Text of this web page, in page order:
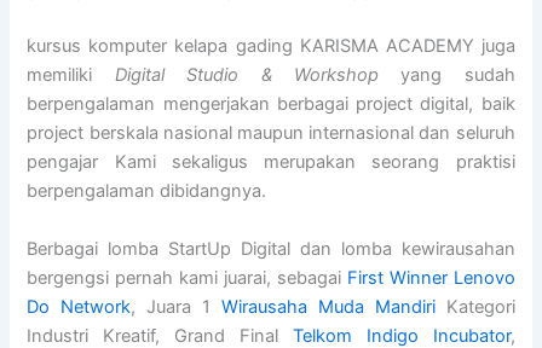
kursus komputer kelapa gading KARISMA ACADEMY juga
memiliki Digital Studio & Workshop yang sudah
berpengalaman mengerjakan berbagai project digital, baik
project berskala nasional maupun internasional dan seluruh
pengajar Kami sekaligus merupakan seorang praktisi
berpengalaman dibidangnya.
Berbagai lomba StartUp Digital dan lomba kewirausahan
bergengsi pernah kami juarai, sebagai First Winner Lenovo
Do Network, Juara 1 Wirausaha Muda MandiriKategori
Industri Kreatif, Grand Final Telkom Indigo Incubator,